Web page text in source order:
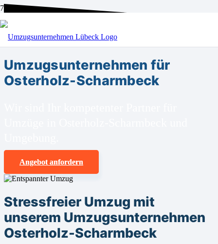
BEI UNS SIND SIE RICHTIG!
Umzugsunternehmen für
Osterholz-Scharmbeck
Angebot anfordern
Stressfreier Umzug mit
unserem Umzugsunternehmen
Osterholz-Scharmbeck